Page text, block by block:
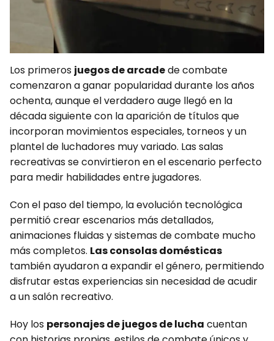
Los primeros juegos de arcadede combate
comenzaron a ganar popularidad durante los años
ochenta, aunque el verdadero auge llegó en la
década siguiente con la aparición de títulos que
incorporan movimientos especiales, torneos y un
plantel de luchadores muy variado. Las salas
recreativas se convirtieron en el escenario perfecto
para medir habilidades entre jugadores.
Con el paso del tiempo, la evolución tecnológica
permitió crear escenarios más detallados,
animaciones fluidas y sistemas de combate mucho
más completos. Las consolas domésticas
también ayudaron a expandir el género, permitiendo
disfrutar estas experiencias sin necesidad de acudir
a un salón recreativo.
Hoy los personajes de juegos de lucha cuentan